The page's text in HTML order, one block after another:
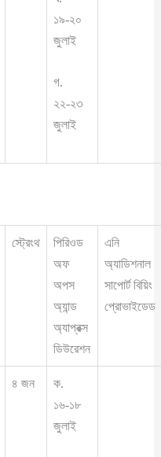
১৯-২০
জুলাই
গ.
২২-২৩
জুলাই
স্ট্রেংথ
পিরিওড
অফ
অপস
অ্যান্ড
অ্যাপ্রক্স
ডিউরেশন
এনি
অ্যাডিশনাল
সাপোর্ট বিয়িং
প্রোভাইডেড
৪ জন
ক.
১৬-১৮
জুলাই